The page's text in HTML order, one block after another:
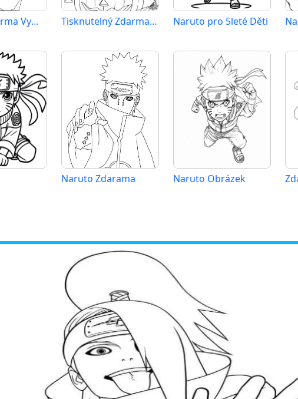
Naruto Zdarma Vymalovatelné Obrázek Tisknutelný Zdarma Naruto Naruto pro 5leté Děti
Naruto Zdarama Naruto Obrázek